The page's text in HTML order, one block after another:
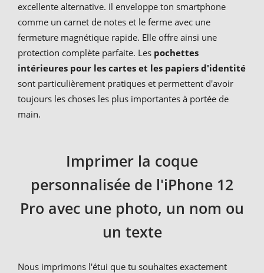
excellente alternative. Il enveloppe ton smartphone
comme un carnet de notes et le ferme avec une
fermeture magnétique rapide. Elle offre ainsi une
protection complète parfaite. Les pochettes
intérieures pour les cartes et les papiers d'identité
sont particulièrement pratiques et permettent d'avoir
toujours les choses les plus importantes à portée de
main.
Imprimer la coque
personnalisée de l'iPhone 12
Pro avec une photo, un nom ou
un texte
Nous imprimons l'étui que tu souhaites exactement